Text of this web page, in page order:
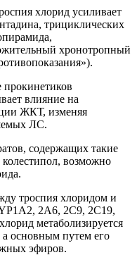
хлорид усиливает
трициклических
хронотропный
прокинетиков
влияние на
ЖКТ, изменяя
ЛС.
содержащих такие
колестипол, возможно
троспия хлоридом и
2А6, 2С9, 2С19,
метаболизируется
основным путем его
эфиров.